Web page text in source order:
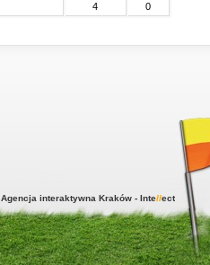
4 0
Agencja interaktywna Kraków - Intellect